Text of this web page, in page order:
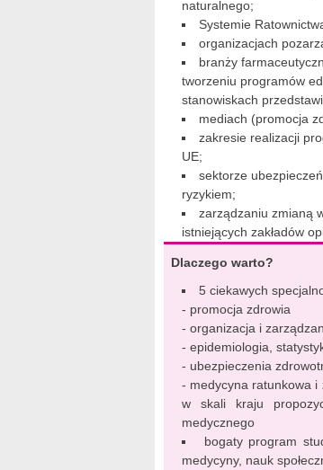
naturalnego;
Systemie
organizacjach
branży
tworzeniu programów
stanowiskach
mediach (promocja
zakresie realizacji
UE;
sektorze
ryzykiem;
zarządzaniu zmianą
istniejących zakładów
Dlaczego warto?
5 ciekawych
- promocja zdrowia
- organizacja i
- epidemiologia,
- ubezpieczenia
- medycyna ratunkowa i
w skali kraju
medycznego
bogaty program
medycyny, nauk